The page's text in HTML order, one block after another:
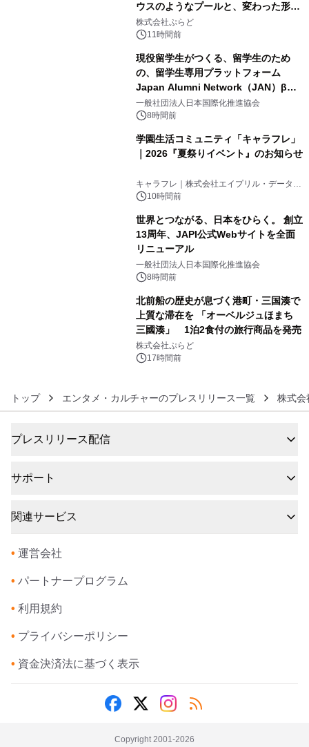
ウスのようなプールと、変わった形の
サウナも 「THE BOXY AWAJI」のお
得な素泊まり連泊プランで
株式会社ぷらど
11時間前
現役留学生がつくる、留学生のため
の、留学生専用プラットフォーム
Japan Alumni Network（JAN）β版
をリリース
一般社団法人日本国際化推進協会
8時間前
学園生活コミュニティ「キャラフレ」
｜2026『夏祭りイベント』のお知らせ
キャラフレ｜株式会社エイプリル・データ・
デザインズ
10時間前
世界とつながる、日本をひらく。 創立
13周年、JAPI公式Webサイトを全面
リニューアル
一般社団法人日本国際化推進協会
8時間前
北前船の歴史が息づく港町・三国湊で
上質な滞在を 「オーベルジュほまち
三國湊」 1泊2食付の旅行商品を発売
株式会社ぷらど
17時間前
トップ エンタメ・カルチャーのプレスリリース一覧 株式会
プレスリリース配信
サポート
関連サービス
• 運営会社
• パートナープログラム
• 利用規約
• プライバシーポリシー
• 資金決済法に基づく表示
Copyright 2001-2026